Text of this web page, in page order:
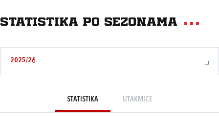
Statistika po sezonama
2025/26
STATISTIKA UTAKMICE